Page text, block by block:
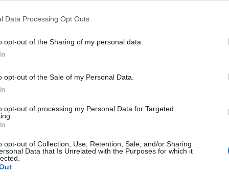
Data Processing Opt Outs
opt-out of the Sharing of my personal data.
opt-out of the Sale of my Personal Data.
opt-out of processing my Personal Data for Targeted
opt-out of Collection, Use, Retention, Sale, and/or Sharing
Data that Is Unrelated with the Purposes for which it
às 18h45 de dia 6 de junho e com a Nigéria às 20h45
ser transmitidos naRTP
Pub